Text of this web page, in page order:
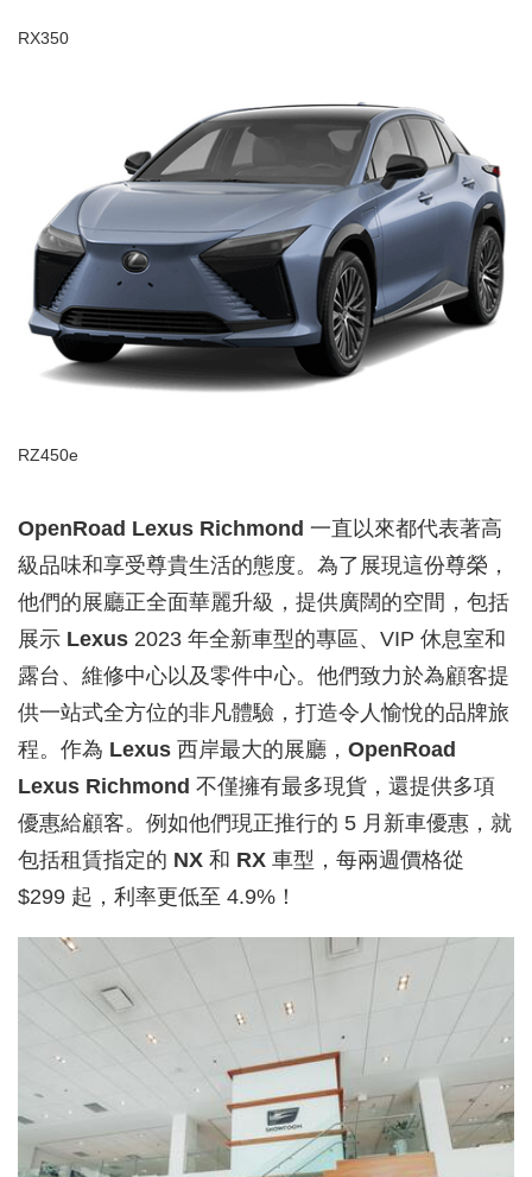
RX350
RZ450e
OpenRoad Lexus Richmond 一直以來都代表著高
級品味和享受尊貴生活的態度。為了展現這份尊榮，
他們的展廳正全面華麗升級，提供廣闊的空間，包括
展示 Lexus 2023 年全新車型的專區、VIP 休息室和
露台、維修中心以及零件中心。他們致力於為顧客提
供一站式全方位的非凡體驗，打造令人愉悅的品牌旅
程。作為 Lexus 西岸最大的展廳， OpenRoad
Lexus Richmond 不僅擁有最多現貨，還提供多項
優惠給顧客。例如他們現正推行的 5 月新車優惠，就
包括租賃指定的 NX 和 RX 車型，每兩週價格從
$299 起，利率更低至 4.9%！